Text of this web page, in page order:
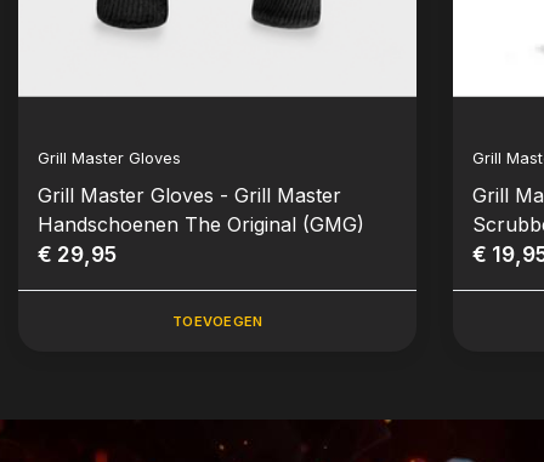
Grill Master Gloves
Grill Master Gloves - Grill Master
Handschoenen The Original (GMG)
€ 29,95
TOEVOEGEN
Grill
Grill
€